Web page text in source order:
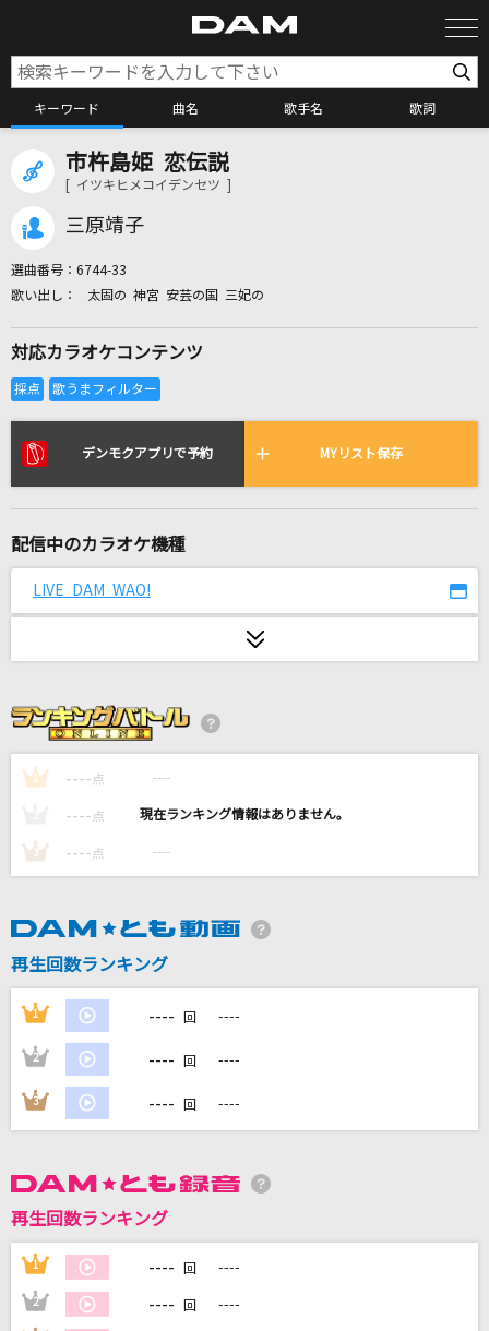
キーワード 曲名 歌手名 歌詞
カラオケ検索
リアルタイムで歌われている曲の一覧
久保瑠美)
愛唄
SixTONES
≠ME
[生音]マリーゴールド
花になって
緑黄色社会
キメラ
[生音]手紙
back number
あなただけ見つめてる
ガラクタロード
市杵島姫 恋伝説
[ イツキヒメコイデンセツ ]
三原靖子
選曲番号： 6744-33
太固の 神宮 安芸の国 三妃の
対応カラオケコンテンツ
デンモクアプリで予約 MYリスト保存
配信中のカラオケ機種
LIVE DAM WAO!
1 ---- 点 ----
---- 点 ----
3 ---- 点 ----
再生回数ランキング
1 ---- 回 ----
2 ---- 回 ----
3 ---- 回 ----
再生回数ランキング
1 ---- 回 ----
2 ---- 回 ----